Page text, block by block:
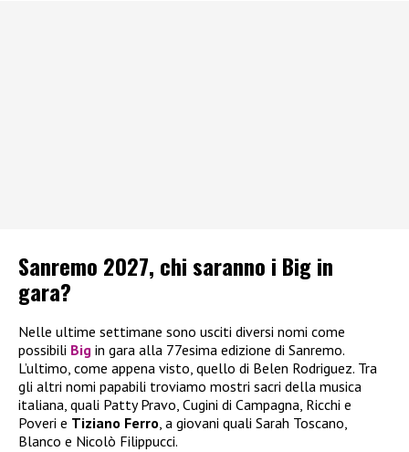
Sanremo 2027, chi saranno i Big in
gara?
Nelle ultime settimane sono usciti diversi nomi come
possibili Big in gara alla 77esima edizione di Sanremo.
L’ultimo, come appena visto, quello di Belen Rodriguez. Tra
gli altri nomi papabili troviamo mostri sacri della musica
italiana, quali Patty Pravo, Cugini di Campagna, Ricchi e
Poveri e Tiziano Ferro, a giovani quali Sarah Toscano,
Blanco e Nicolò Filippucci.